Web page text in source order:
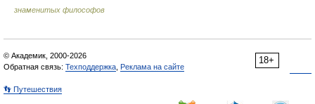
знаменитых философов
18+
© Академик, 2000-2026
Обратная связь: Техподдержка Реклама на сайте
👣 Путешествия